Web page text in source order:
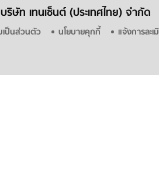
ริษัท เทนเซ็นต์ (ประเทศไทย) จำกัด
เป็นส่วนตัว นโยบายคุกกี้ แจ้งการละ